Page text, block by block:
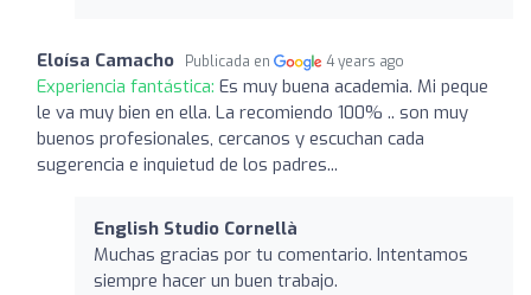
Eloísa Camacho Publicada en 4 years ago
Experiencia fantástica: Es muy buena academia. Mi peque
le va muy bien en ella. La recomiendo 100% .. son muy
buenos profesionales, cercanos y escuchan cada
sugerencia e inquietud de los padres...
English Studio Cornellà
Muchas gracias por tu comentario. Intentamos
siempre hacer un buen trabajo.